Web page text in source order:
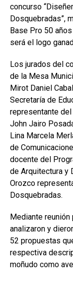
concurso
Dosquebradas”,
Base Pro 50
será el logo
Los jurados del
de la Mesa
Mirot Daniel
Secretaría de
representante
John Jairo
Lina Marcela
de
docente del
de Arquitectura y
Orozco
Dosquebradas.
Mediante
analizaron y
52 propuestas
respectiva
moñudo como